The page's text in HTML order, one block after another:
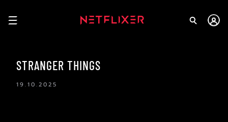
STRANGER THINGS
19.10.2025